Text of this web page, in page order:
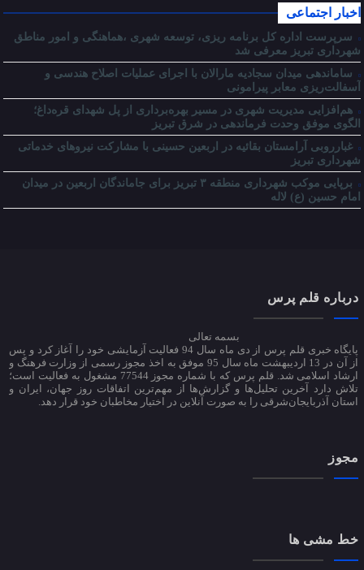
اخبار اجتماعی
سرپرست اداره کل برنامه ریزی، توسعه شهری ،هماهنگی و امور مناطق
شهرداری تبریز معرفی شد
ساماندهی میدان سجادیه مارالان با اجرای عملیات اصلاح هندسی و
آسفالت‌ریزی معابر پیرامونی
هم‌افزایی مدیریت شهری در مسیر بهره‌برداری از پل شهدای قره‌داغ؛
الگوی موفق وحدت فرماندهی در شرق تبریز
غبارروبی آرامستان بقائیه در اربعین حسینی با مشارکت نیروهای خدماتی
شهرداری تبریز
برپایی موکب شهرداری منطقه ۳ تبریز برای جاماندگان اربعین در میدان
امام حسین (ع) لاله
درباره قلم پرس
بسمه تعالی
پایگاه خبری قلم پرس از دی ماه سال 94 فعالیت آزمایشی خود را آغاز کرد و پس
از آن در 13 اردیبهشت ماه سال 95 موفق به اخذ مجوز رسمی از وزارت فرهنگ و
ارشاد اسلامی شد. قلم پرس که با شماره مجوز 77544 مشغول به فعالیت است؛
تلاش دارد آخرین تحلیل‌ها و گزارش‌ها از مهم‌ترین اتفاقات روز جهان، ایران و
استان آذربایجان‌شرقی را به صورت آنلاین در اختیار مخاطبان خود قرار دهد.
مجوز
خط مشی ها